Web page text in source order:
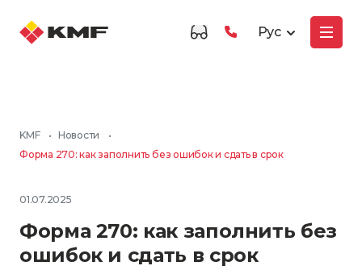
Рус
KMF • Новости
•
Форма 270: как заполнить без ошибок и сдать в срок
01.07.2025
Форма 270: как заполнить без
ошибок и сдать в срок